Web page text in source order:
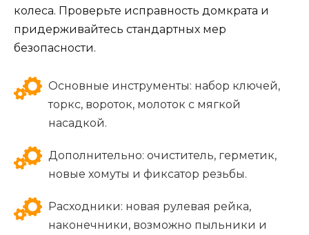
колеса. Проверьте исправность домкрата и
придерживайтесь стандартных мер
безопасности.
Основные инструменты: набор ключей,
торкс, вороток, молоток с мягкой
насадкой.
Дополнительно: очиститель, герметик,
новые хомуты и фиксатор резьбы.
Расходники: новая рулевая рейка,
наконечники, возможно пыльники и